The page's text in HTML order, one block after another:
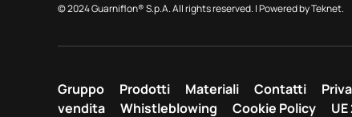
© 2024 Guarniflon® S.p.A. All rights reserved. | Powered byTeknet.
Gruppo Prodotti Materiali Contatti
vendita
Whistleblowing Cookie Policy